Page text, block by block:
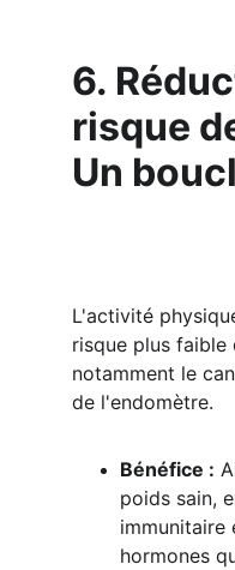
6.
risque
Un
L'activité
risque plus faible
notamment le
de l'endomètre.
Bénéfice :
poids sain,
immunitaire
hormones